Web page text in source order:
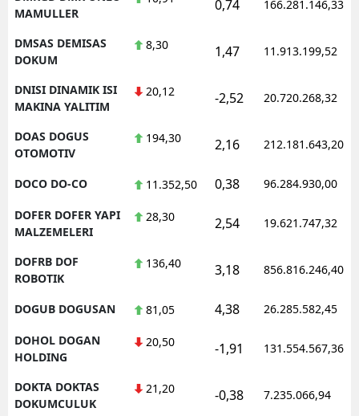
MAMULLER
0,74 166.281.146,33
DMSAS DEMISAS
DOKUM
8,30 1,47 11.913.199,52
DNISI DINAMIK ISI
MAKINA YALITIM
20,12 -2,52 20.720.268,32
DOAS DOGUS
OTOMOTIV
194,30 2,16 212.181.643,20
DOCO DO-CO 11.352,50 0,38 96.284.930,00
DOFER DOFER YAPI
MALZEMELERI
28,30 2,54 19.621.747,32
DOFRB DOF
ROBOTIK
136,40 3,18 856.816.246,40
DOGUB DOGUSAN 81,05 4,38 26.285.582,45
DOHOL DOGAN
HOLDING
20,50 -1,91 131.554.567,36
DOKTA DOKTAS
DOKUMCULUK
21,20 -0,38 7.235.066,94